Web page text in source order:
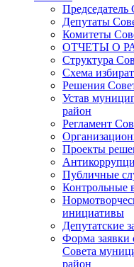
Председатель
Депутаты
Комитеты
ОТЧЕТЫ О
Структура
Схема
Решения
Устав
район
Регламент
Проекты
Публичные
Контрольные
инициативы
Депутатские
Форма заявки
Совета
район